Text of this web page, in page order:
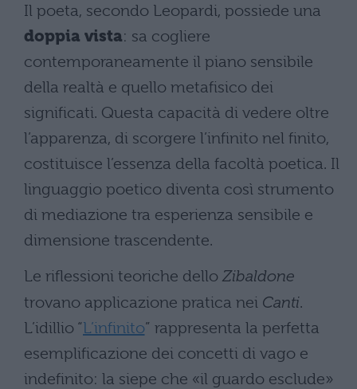
Il poeta, secondo Leopardi, possiede una
doppia vista: sa cogliere
contemporaneamente il piano sensibile
della realtà e quello metafisico dei
significati. Questa capacità di vedere oltre
l’apparenza, di scorgere l’infinito nel finito,
costituisce l’essenza della facoltà poetica. Il
linguaggio poetico diventa così strumento
di mediazione tra esperienza sensibile e
dimensione trascendente.
Le riflessioni teoriche dello Zibaldone
trovano applicazione pratica nei Canti.
L’idillio “L’infinito” rappresenta la perfetta
esemplificazione dei concetti di vago e
indefinito: la siepe che «il guardo esclude»